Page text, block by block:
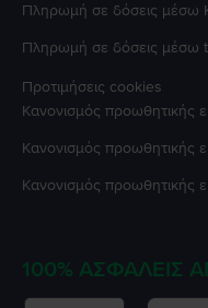
Πληρωμή σε δόσεις μέσω
Πληρωμή σε δόσεις μέσω
Προτιμήσεις cookies
Κανονισμός προωθητικής
Κανονισμός προωθητικής
Κανονισμός προωθητικής
100% ΑΣΦΑΛΕΊΣ